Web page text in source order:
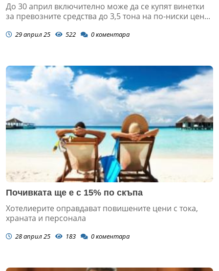
До 30 април включително може да се купят винетки
за превозните средства до 3,5 тона на по-ниски цен...
29 април 25 522 0коментара
Почивката ще е с 15% по скъпа
Хотелиерите оправдават повишените цени с тока,
храната и персонала
28 април 25 183 0коментара